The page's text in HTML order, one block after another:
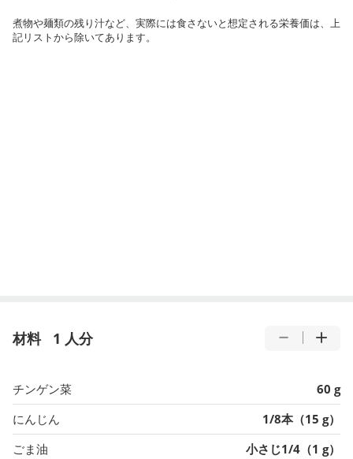
煮物や麺類の残り汁など、実際には食さないと想定される栄養価は、上
記リストから除いてあります。
材料 1 人分
チンゲン菜
60 g
にんじん
1/8本（15 g）
ごま油
小さじ1/4（1 g）